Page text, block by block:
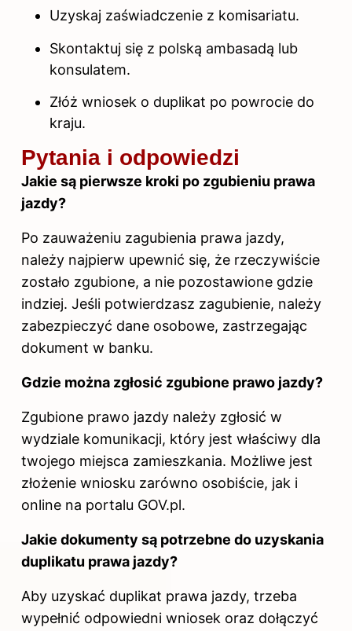
Uzyskaj zaświadczenie z komisariatu.
Skontaktuj się z polską ambasadą lub
konsulatem.
Złóż wniosek o duplikat po powrocie do
kraju.
Pytania i odpowiedzi
Jakie są pierwsze kroki po zgubieniu prawa
jazdy?
Po zauważeniu zagubienia prawa jazdy,
należy najpierw upewnić się, że rzeczywiście
zostało zgubione, a nie pozostawione gdzie
indziej. Jeśli potwierdzasz zagubienie, należy
zabezpieczyć dane osobowe, zastrzegając
dokument w banku.
Gdzie można zgłosić zgubione prawo jazdy?
Zgubione prawo jazdy należy zgłosić w
wydziale komunikacji, który jest właściwy dla
twojego miejsca zamieszkania. Możliwe jest
złożenie wniosku zarówno osobiście, jak i
online na portalu GOV.pl.
Jakie dokumenty są potrzebne do uzyskania
duplikatu prawa jazdy?
Aby uzyskać duplikat prawa jazdy, trzeba
wypełnić odpowiedni wniosek oraz dołączyć